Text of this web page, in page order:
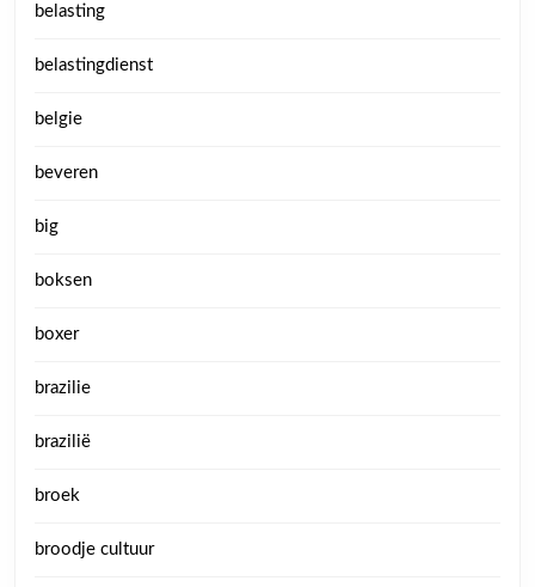
belasting
belastingdienst
belgie
beveren
big
boksen
boxer
brazilie
brazilië
broek
broodje cultuur